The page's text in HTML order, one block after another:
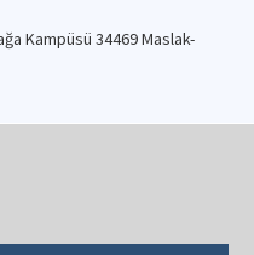
Kampüsü 34469 Maslak-